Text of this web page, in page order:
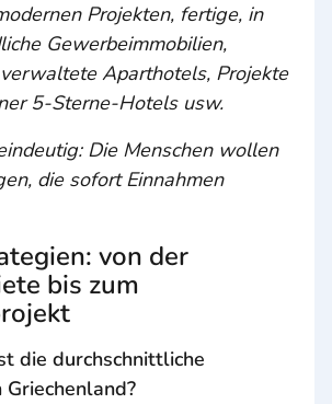
Projekten, fertige, in
Gewerbeimmobilien,
Aparthotels, Projekte
5-Sterne-Hotels usw.
Die Menschen wollen
die sofort Einnahmen
von der
bis zum
die durchschnittliche